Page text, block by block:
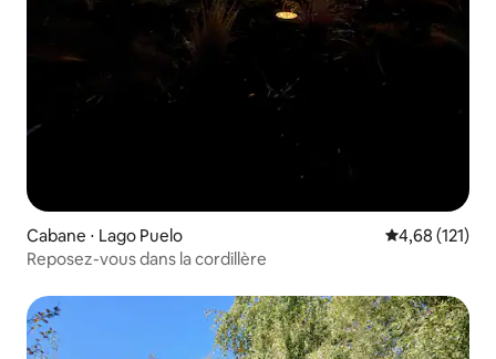
Cabane ⋅ Lago Puelo Évaluation
4,68 (121)
Reposez-vous dans la cordillère